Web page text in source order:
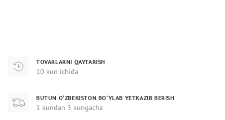
TOVARLARNI QAYTARISH
10 kun ichida
BUTUN O‘ZBEKISTON BO‘YLAB YETKAZIB BERISH
1 kundan 3 kungacha